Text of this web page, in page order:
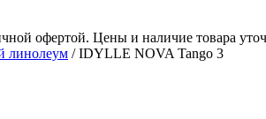
офертой. Цены и наличие товара
линолеум / IDYLLE NOVA Tango 3